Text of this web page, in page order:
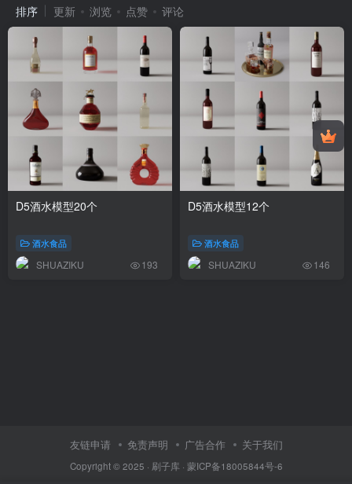
排序 更新 浏览 点赞 评论
D5酒水模型20个
酒水食品
SHUAZIKU 193
D5酒水模型12个
酒水食品
SHUAZIKU 146
友链申请 免责声明 广告合作 关于我们
Copyright © 2025 · 刷子库 · 蒙ICP备18005844号-6